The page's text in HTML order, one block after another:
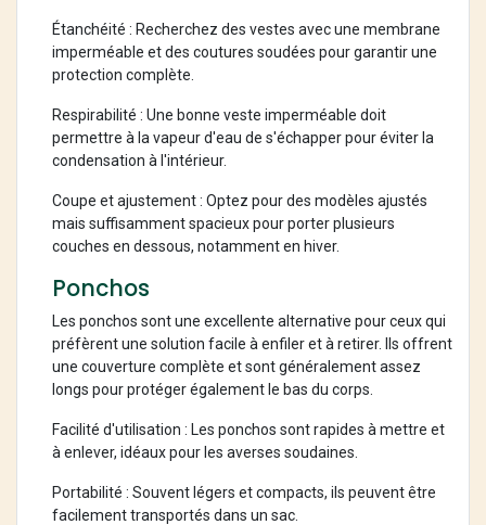
Étanchéité : Recherchez des vestes avec une membrane
imperméable et des coutures soudées pour garantir une
protection complète.
Respirabilité : Une bonne veste imperméable doit
permettre à la vapeur d'eau de s'échapper pour éviter la
condensation à l'intérieur.
Coupe et ajustement : Optez pour des modèles ajustés
mais suffisamment spacieux pour porter plusieurs
couches en dessous, notamment en hiver.
Ponchos
Les ponchos sont une excellente alternative pour ceux qui
préfèrent une solution facile à enfiler et à retirer. Ils offrent
une couverture complète et sont généralement assez
longs pour protéger également le bas du corps.
Facilité d'utilisation : Les ponchos sont rapides à mettre et
à enlever, idéaux pour les averses soudaines.
Portabilité : Souvent légers et compacts, ils peuvent être
facilement transportés dans un sac.